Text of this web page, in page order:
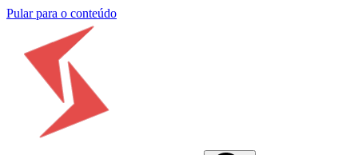
Pular para o conteúdo